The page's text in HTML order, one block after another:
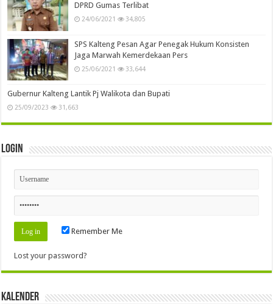
DPRD Gumas Terlibat
24/06/2021 34,805
SPS Kalteng Pesan Agar Penegak Hukum Konsisten
Jaga Marwah Kemerdekaan Pers
25/06/2021 33,644
Gubernur Kalteng Lantik Pj Walikota dan Bupati
25/09/2023 31,663
Login
Remember Me
Lost your password?
Kalender